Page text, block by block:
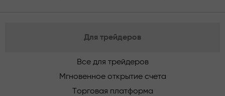
Для трейдеров
Все для трейдеров
Мгновенное открытие счета
Торговая платформа